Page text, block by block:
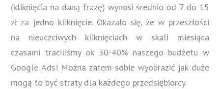
(kliknięcia na daną frazę) wynosi średnio od 7 do 15
zł za jedno kliknięcie. Okazało się, że w przeszłości
na nieuczciwych kliknięciach w skali miesiąca
czasami traciliśmy ok 30-40% naszego budżetu w
Google Ads! Można zatem sobie wyobrazić jak duże
mogą to być straty dla każdego przedsiębiorcy.